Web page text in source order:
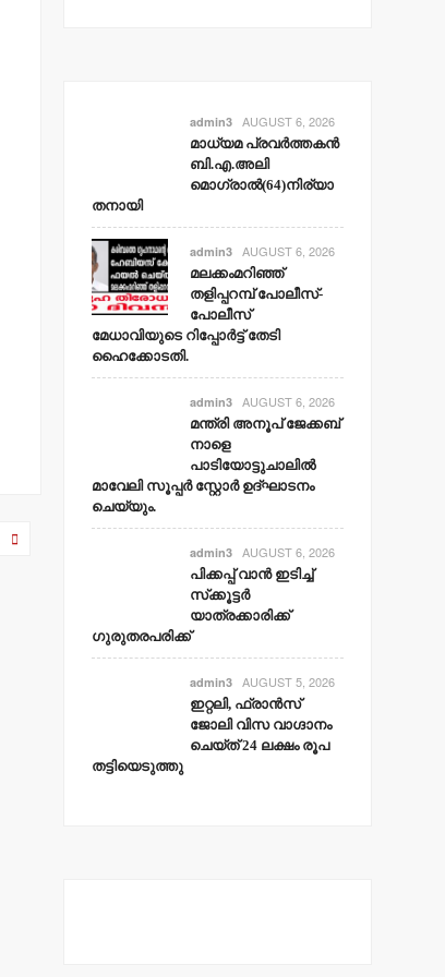
admin3 AUGUST 6, 2026
മാധ്യമ പ്രവര്‍ത്തകന്‍
ബി.എ.അലി
മൊഗ്രാല്‍(64)നിര്യാ
തനായി
admin3 AUGUST 6, 2026
മലക്കംമറിഞ്ഞ്
തളിപ്പറമ്പ് പോലീസ്-
പോലീസ്
മേധാവിയുടെ റിപ്പോര്‍ട്ട് തേടി
ഹൈക്കോടതി.
admin3 AUGUST 6, 2026
മന്ത്രി അനൂപ് ജേക്കബ്
നാളെ
പാടിയോട്ടുചാലില്‍
മാവേലി സൂപ്പര്‍ സ്റ്റോര്‍ ഉദ്ഘാടനം
ചെയ്യും.
admin3 AUGUST 6, 2026
പിക്കപ്പ് വാന്‍ ഇടിച്ച്
സ്‌ക്കൂട്ടര്‍
യാത്രക്കാരിക്ക്
ഗുരുതരപരിക്ക്
admin3 AUGUST 5, 2026
ഇറ്റലി, ഫ്രാന്‍സ്
ജോലി വിസ വാഗ്ദാനം
ചെയ്ത് 24 ലക്ഷം രൂപ
തട്ടിയെടുത്തു